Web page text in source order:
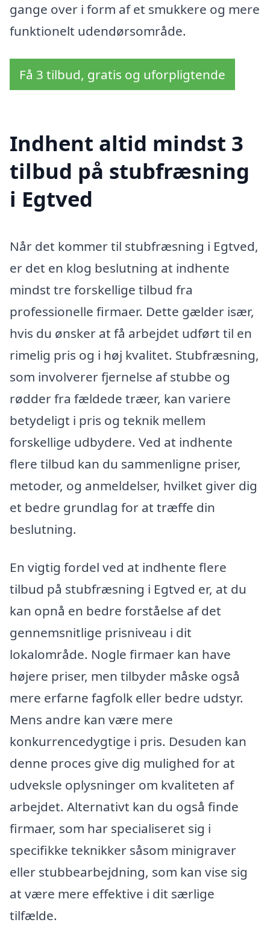
gange over i form af et smukkere og mere
funktionelt udendørsområde.
Få 3 tilbud, gratis og uforpligtende
Indhent altid mindst 3
tilbud på stubfræsning
i Egtved
Når det kommer til stubfræsning i Egtved,
er det en klog beslutning at indhente
mindst tre forskellige tilbud fra
professionelle firmaer. Dette gælder især,
hvis du ønsker at få arbejdet udført til en
rimelig pris og i høj kvalitet. Stubfræsning,
som involverer fjernelse af stubbe og
rødder fra fældede træer, kan variere
betydeligt i pris og teknik mellem
forskellige udbydere. Ved at indhente
flere tilbud kan du sammenligne priser,
metoder, og anmeldelser, hvilket giver dig
et bedre grundlag for at træffe din
beslutning.
En vigtig fordel ved at indhente flere
tilbud på stubfræsning i Egtved er, at du
kan opnå en bedre forståelse af det
gennemsnitlige prisniveau i dit
lokalområde. Nogle firmaer kan have
højere priser, men tilbyder måske også
mere erfarne fagfolk eller bedre udstyr.
Mens andre kan være mere
konkurrencedygtige i pris. Desuden kan
denne proces give dig mulighed for at
udveksle oplysninger om kvaliteten af
arbejdet. Alternativt kan du også finde
firmaer, som har specialiseret sig i
specifikke teknikker såsom minigraver
eller stubbearbejdning, som kan vise sig
at være mere effektive i dit særlige
tilfælde.